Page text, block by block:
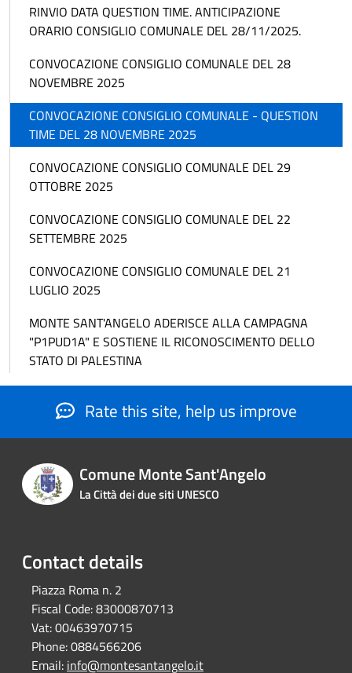
RINVIO DATA QUESTION TIME. ANTICIPAZIONE
ORARIO CONSIGLIO COMUNALE DEL 28/11/2025.
CONVOCAZIONE CONSIGLIO COMUNALE DEL 28
NOVEMBRE 2025
CONVOCAZIONE CONSIGLIO COMUNALE - QUESTION
TIME DEL 28 NOVEMBRE 2025
CONVOCAZIONE CONSIGLIO COMUNALE DEL 29
OTTOBRE 2025
CONVOCAZIONE CONSIGLIO COMUNALE DEL 22
SETTEMBRE 2025
CONVOCAZIONE CONSIGLIO COMUNALE DEL 21
LUGLIO 2025
MONTE SANT'ANGELO ADERISCE ALLA CAMPAGNA
"P1PUD1A" E SOSTIENE IL RICONOSCIMENTO DELLO
STATO DI PALESTINA
Rate this site, help us improve
Comune Monte Sant'Angelo
La Città dei due siti UNESCO
Contact details
Piazza Roma n. 2
Fiscal Code:83000870713
Vat:00463970715
Phone:0884566206
Email: info@montesantangelo.it